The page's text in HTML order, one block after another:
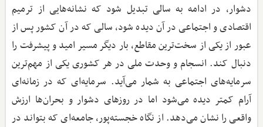
دشوار، در ادامه به سالی تبدیل شود که نشانه‌هایی از ترمیم
اقتصادی و اجتماعی در آن دیده شود، سالی که در آن کشور پس از
عبور از یکی از سخت‌ترین مقاطع، بار دیگر مسیر امید و پیشرفت را
دنبال کند. انسجام و وحدت ملی در هر کشوری یکی از مهم‌ترین
سرمایه‌های اجتماعی به شمار می‌آید. سرمایه‌ای که در زمانه‌ای
آرام کمتر دیده می‌شود اما در روزهای دشوار و بحران‌ها ارزش
واقعی را نشان می‌دهد. از نگاه خجسته‌پور، جامعه‌ای که بتواند در